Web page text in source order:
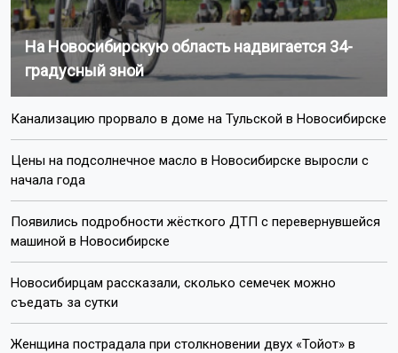
На Новосибирскую область надвигается 34-
градусный зной
Канализацию прорвало в доме на Тульской в Новосибирске
Цены на подсолнечное масло в Новосибирске выросли с
начала года
Появились подробности жёсткого ДТП с перевернувшейся
машиной в Новосибирске
Новосибирцам рассказали, сколько семечек можно
съедать за сутки
Женщина пострадала при столкновении двух «Тойот» в